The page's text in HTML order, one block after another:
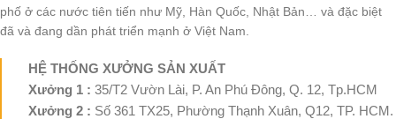
phố ở các nước tiên tiến như Mỹ, Hàn Quốc, Nhật Bản… và đặc biệt
đã và đang dần phát triển mạnh ở Việt Nam.
HỆ THỐNG XƯỞNG SẢN XUẤT
Xưởng 1 : 35/T2 Vườn Lài, P. An Phú Đông, Q. 12, Tp.HCM
Xưởng 2 : Số 361 TX25, Phường Thạnh Xuân, Q12, TP. HCM.